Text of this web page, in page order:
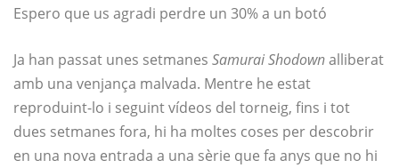
Espero que us agradi perdre un 30% a un botó
Ja han passat unes setmanes Samurai Shodownalliberat
amb una venjança malvada. Mentre he estat
reproduint-lo i seguint vídeos del torneig, fins i tot
dues setmanes fora, hi ha moltes coses per descobrir
en una nova entrada a una sèrie que fa anys que no hi